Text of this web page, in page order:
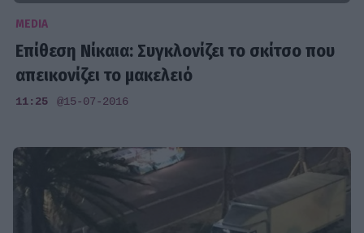
MEDIA
Επίθεση Νίκαια: Συγκλονίζει το σκίτσο που
απεικονίζει το μακελειό
11:25 @15-07-2016